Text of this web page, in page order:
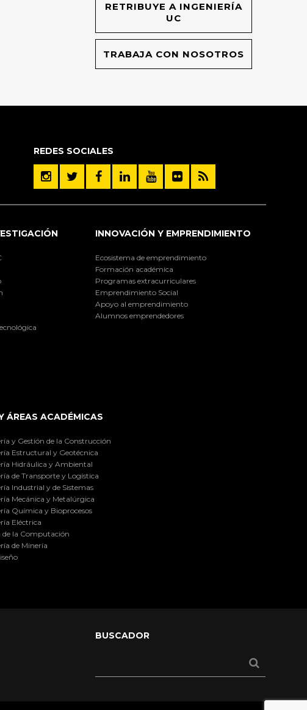
RETRIBUYE A INGENIERÍA
UC
TRABAJA CON NOSOTROS
REDES SOCIALES
INNOVACIÓN Y EMPRENDIMIENTO
Ecosistema de emprendimiento
Formación académica
Programas extracurriculares
Emprendimiento Social
Apoyo al emprendimiento
Alumnos emprendedores
ÁREAS ACADÉMICAS
y Gestión de la Construcción
Estructural y Geotécnica
Hidráulica y Ambiental
de Transporte y Logística
Industrial y de Sistemas
Mecánica y Metalúrgica
Química y Bioprocesos
Eléctrica
de la Computación
de Minería
BUSCADOR